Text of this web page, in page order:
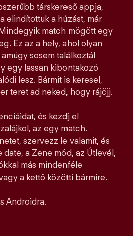
társkereső appja,
elindítottuk a húzást, már
match mögött egy
Ez az a hely, ahol olyan
sosem találkoztál
egy lassan kibontakozó
lesz. Bármit is keresel,
teret ad neked, hogy rájöjj.
és kezdj el
az egy match.
szervezz le valamit, és
a Zene mód, az Útlevél,
más mindenféle
a kettő közötti bármire.
Androidra.